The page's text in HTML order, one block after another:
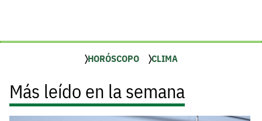
HORÓSCOPO CLIMA
Más leído en la semana